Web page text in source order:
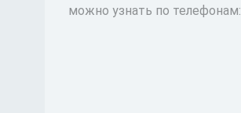
можно узнать по телефонам: